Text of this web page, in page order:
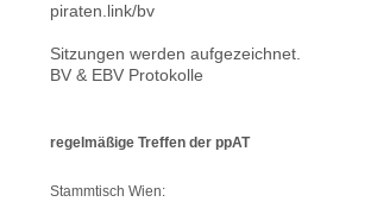
piraten.link/bv
Sitzungen werden aufgezeichnet.
BV & EBV Protokolle
regelmäßige Treffen der ppAT
Stammtisch Wien: